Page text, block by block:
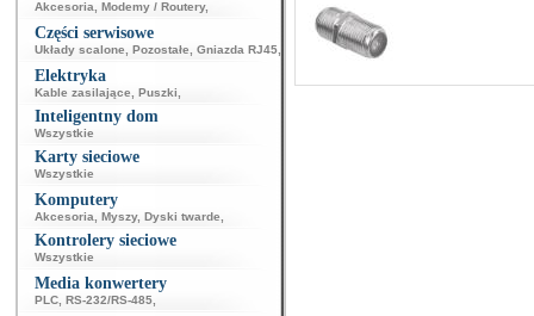
Akcesoria Modemy / Routery,
Części serwisowe
Układy scalone Pozostałe Gniazda RJ45
Elektryka
Kable zasilające Puszki
Inteligentny dom
Wszystkie
Karty sieciowe
Wszystkie
Komputery
Akcesoria Myszy, Dyski twarde
Kontrolery sieciowe
Wszystkie
Media konwertery
PLC RS-232/RS-485